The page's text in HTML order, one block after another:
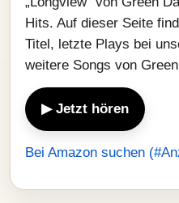
Hits. Auf dieser Seite
Titel, letzte Plays bei
weitere Songs von
▶ Jetzt hören
Bei Amazon suchen